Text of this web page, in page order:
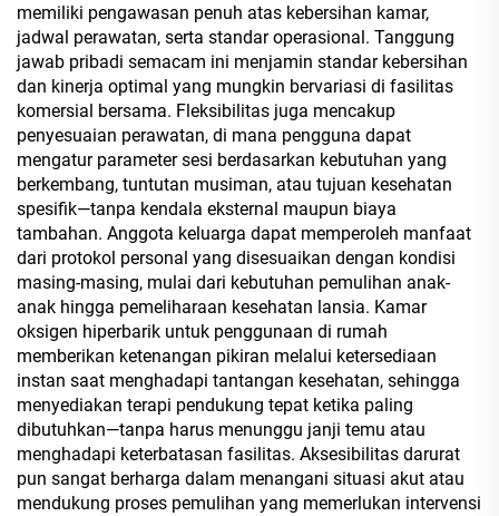
memiliki pengawasan penuh atas kebersihan kamar,
jadwal perawatan, serta standar operasional. Tanggung
jawab pribadi semacam ini menjamin standar kebersihan
dan kinerja optimal yang mungkin bervariasi di fasilitas
komersial bersama. Fleksibilitas juga mencakup
penyesuaian perawatan, di mana pengguna dapat
mengatur parameter sesi berdasarkan kebutuhan yang
berkembang, tuntutan musiman, atau tujuan kesehatan
spesifik—tanpa kendala eksternal maupun biaya
tambahan. Anggota keluarga dapat memperoleh manfaat
dari protokol personal yang disesuaikan dengan kondisi
masing-masing, mulai dari kebutuhan pemulihan anak-
anak hingga pemeliharaan kesehatan lansia. Kamar
oksigen hiperbarik untuk penggunaan di rumah
memberikan ketenangan pikiran melalui ketersediaan
instan saat menghadapi tantangan kesehatan, sehingga
menyediakan terapi pendukung tepat ketika paling
dibutuhkan—tanpa harus menunggu janji temu atau
menghadapi keterbatasan fasilitas. Aksesibilitas darurat
pun sangat berharga dalam menangani situasi akut atau
mendukung proses pemulihan yang memerlukan intervensi